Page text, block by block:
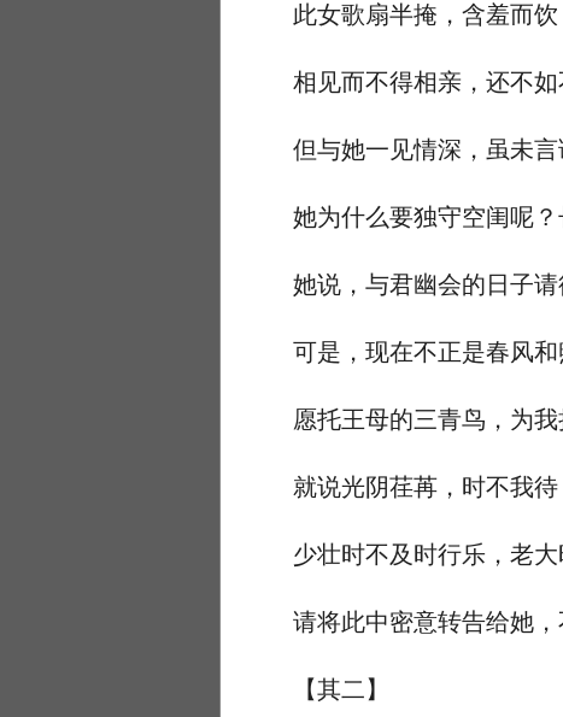
此女歌扇半掩，含羞而饮
相见而不得相亲，还不如
但与她一见情深，虽未言
她为什么要独守空闺呢？
她说，与君幽会的日子请
可是，现在不正是春风和
愿托王母的三青鸟，为我
就说光阴荏苒，时不我待
少壮时不及时行乐，老大
请将此中密意转告给她，
【其二】